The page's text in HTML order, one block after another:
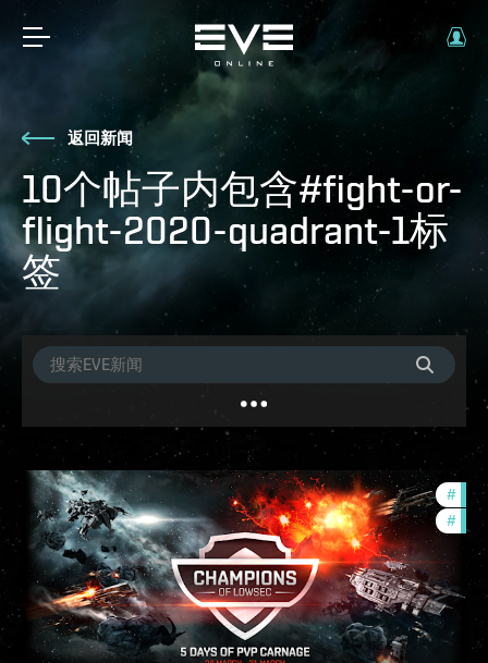
返回新闻
10个帖子内包含#fight-or-
flight-2020-quadrant-1标
签
# in-
#